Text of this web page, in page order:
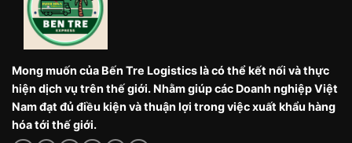
Mong muốn của Bến Tre Logistics là có thể kết nối và thực
hiện dịch vụ trên thế giới. Nhằm giúp các Doanh nghiệp Việt
Nam đạt đủ điều kiện và thuận lợi trong việc xuất khẩu hàng
hóa tới thế giới.